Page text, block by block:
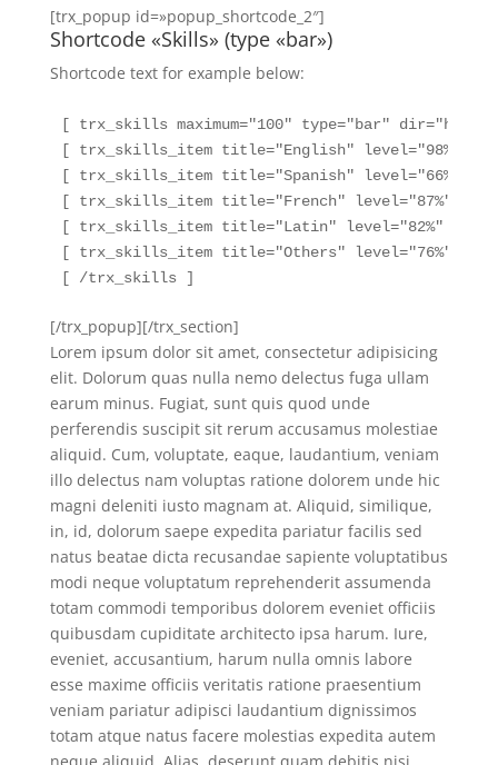
[trx_popup id=»popup_shortcode_2″]
Shortcode «Skills» (type «bar»)
Shortcode text for example below:
[ trx_skills maximum="100" type="bar"
[ trx_skills_item title="English" level="98%" ]
[ trx_skills_item title="Spanish" level="66%" ]
[ trx_skills_item title="French" level="87%" ]
[ trx_skills_item title="Latin" level="82%" ]
[ trx_skills_item title="Others" level="76%" ]
[ /trx_skills ]
[/trx_popup][/trx_section]
Lorem ipsum dolor sit amet, consectetur adipisicing
elit. Dolorum quas nulla nemo delectus fuga ullam
earum minus. Fugiat, sunt quis quod unde
perferendis suscipit sit rerum accusamus molestiae
aliquid. Cum, voluptate, eaque, laudantium, veniam
illo delectus nam voluptas ratione dolorem unde hic
magni deleniti iusto magnam at. Aliquid, similique,
in, id, dolorum saepe expedita pariatur facilis sed
natus beatae dicta recusandae sapiente voluptatibus
modi neque voluptatum reprehenderit assumenda
totam commodi temporibus dolorem eveniet officiis
quibusdam cupiditate architecto ipsa harum. Iure,
eveniet, accusantium, harum nulla omnis labore
esse maxime officiis veritatis ratione praesentium
veniam pariatur adipisci laudantium dignissimos
totam atque natus facere molestias expedita autem